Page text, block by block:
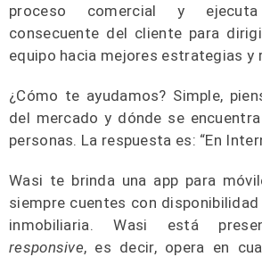
proceso comercial y
consecuente del cliente para
equipo hacia mejores estrategias y
¿Cómo te ayudamos? Simple,
del mercado y dónde se
personas. La respuesta es: “En
Wasi te brinda una app para
siempre cuentes con
inmobiliaria. Wasi está
responsive, es decir, opera en